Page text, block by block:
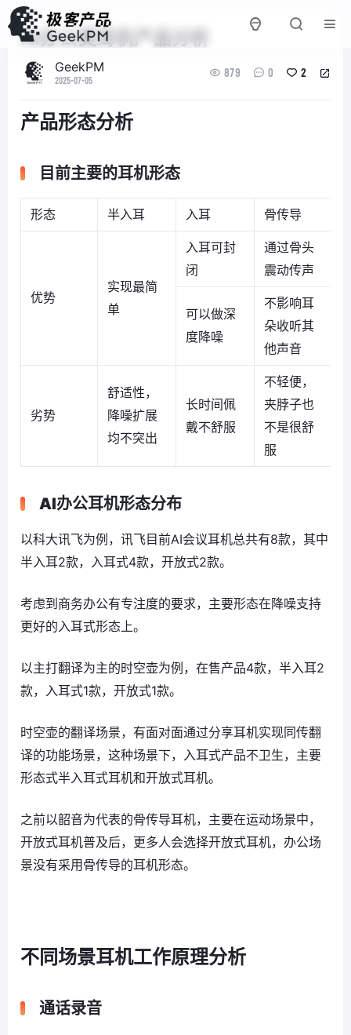
AI办公类耳机产品分析
GeekPM
2025-07-05
879 0 2
产品形态分析
目前主要的耳机形态
形态 半入耳 入耳 骨传导
优势
实现最简
单
入耳可封
闭
通过骨头
震动传声
可以做深
度降噪
不影响耳
朵收听其
他声音
劣势
舒适性，
降噪扩展
均不突出
长时间佩
戴不舒服
不轻便，
夹脖子也
不是很舒
服
AI办公耳机形态分布
以科大讯飞为例，讯飞目前AI会议耳机总共有8款，其中
半入耳2款，入耳式4款，开放式2款。
考虑到商务办公有专注度的要求，主要形态在降噪支持
更好的入耳式形态上。
以主打翻译为主的时空壶为例，在售产品4款，半入耳2
款，入耳式1款，开放式1款。
时空壶的翻译场景，有面对面通过分享耳机实现同传翻
译的功能场景，这种场景下，入耳式产品不卫生，主要
形态式半入耳式耳机和开放式耳机。
之前以韶音为代表的骨传导耳机，主要在运动场景中，
开放式耳机普及后，更多人会选择开放式耳机，办公场
景没有采用骨传导的耳机形态。
不同场景耳机工作原理分析
通话录音